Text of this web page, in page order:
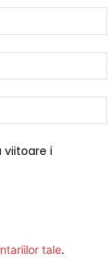
viitoare i
tale.